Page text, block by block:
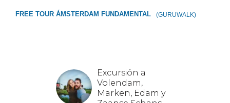
FREE TOUR ÁMSTERDAM FUNDAMENTAL (GURUWALK)